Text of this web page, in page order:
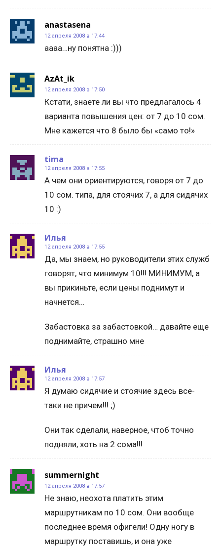
anastasena
12 апреля 2008 в 17:44
аааа…ну понятна :)))
AzAt_ik
12 апреля 2008 в 17:50
Кстати, знаете ли вы что предлагалось 4
варианта повышения цен: от 7 до 10 сом.
Мне кажется что 8 было бы «само то!»
tima
12 апреля 2008 в 17:55
А чем они ориентируются, говоря от 7 до
10 сом. типа, для стоячих 7, а для сидячих
10 :)
Илья
12 апреля 2008 в 17:55
Да, мы знаем, но руководители этих служб
говорят, что минимум 10!!! МИНИМУМ, а
вы прикиньте, если цены поднимут и
начнется…
Забастовка за забастовкой… давайте еще
поднимайте, страшно мне
Илья
12 апреля 2008 в 17:57
Я думаю сидячие и стоячие здесь все-
таки не причем!!! ;)
Они так сделали, наверное, чтоб точно
подняли, хоть на 2 сома!!!
summernight
12 апреля 2008 в 17:57
Не знаю, неохота платить этим
маршрутникам по 10 сом. Они вообще
последнее время офигели! Одну ногу в
маршрутку поставишь, и она уже